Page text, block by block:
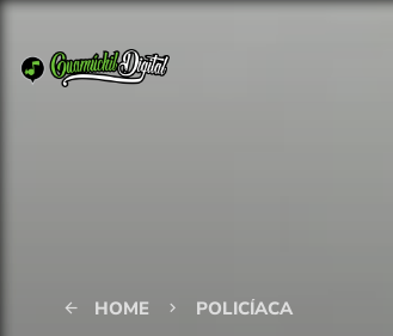
arrow_back HOME keyboard_arrow_right POLICÍACA